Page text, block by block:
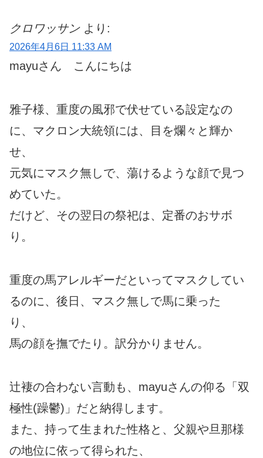
クロワッサン より:
2026年4月6日 11:33 AM
mayuさん こんにちは
雅子様、重度の風邪で伏せている設定なの
に、マクロン大統領には、目を爛々と輝か
せ、
元気にマスク無しで、蕩けるような顔で見つ
めていた。
だけど、その翌日の祭祀は、定番のおサボ
り。
重度の馬アレルギーだといってマスクしてい
るのに、後日、マスク無しで馬に乗った
り、
馬の顔を撫でたり。訳分かりません。
辻褄の合わない言動も、mayuさんの仰る「双
極性(躁鬱)」だと納得します。
また、持って生まれた性格と、父親や旦那様
の地位に依って得られた、